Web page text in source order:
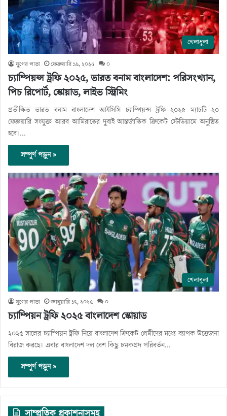
খেলাধুলা
যুগের পাতা ফেব্রুয়ারি ১৯, ২০২৫ ০
চ্যাম্পিয়ন্স ট্রফি ২০২৫, ভারত বনাম বাংলাদেশ: পরিসংখ্যান,
পিচ রিপোর্ট, স্কোয়াড, লাইভ স্ট্রিমিং
প্রতীক্ষিত ভারত বনাম বাংলাদেশ আইসিসি চ্যাম্পিয়ন্স ট্রফি ২০২৫ ম্যাচটি ২০
ফেব্রুয়ারি সংযুক্ত আরব আমিরাতের দুবাই আন্তর্জাতিক ক্রিকেট স্টেডিয়ামে অনুষ্ঠিত
হবে।…
সম্পূর্ণ পড়ুন »
খেলাধুলা
যুগের পাতা জানুয়ারি ১৭, ২০২৫ ০
চ্যাম্পিয়ন ট্রফি ২০২৫ বাংলাদেশ স্কোয়াড
২০২৫ সালের চ্যাম্পিয়ন ট্রফি নিয়ে বাংলাদেশ ক্রিকেট প্রেমীদের মধ্যে ব্যাপক উত্তেজনা
বিরাজ করছে। এবার বাংলাদেশ দল বেশ কিছু চমকপ্রদ পরিবর্তন…
সম্পূর্ণ পড়ুন »
সাম্প্রতিক প্রকাশনাসমূহ